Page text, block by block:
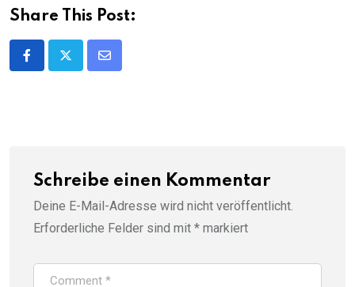
Share This Post:
Share
Schreibe einen Kommentar
Deine E-Mail-Adresse wird nicht veröffentlicht.
Erforderliche Felder sind mit * markiert